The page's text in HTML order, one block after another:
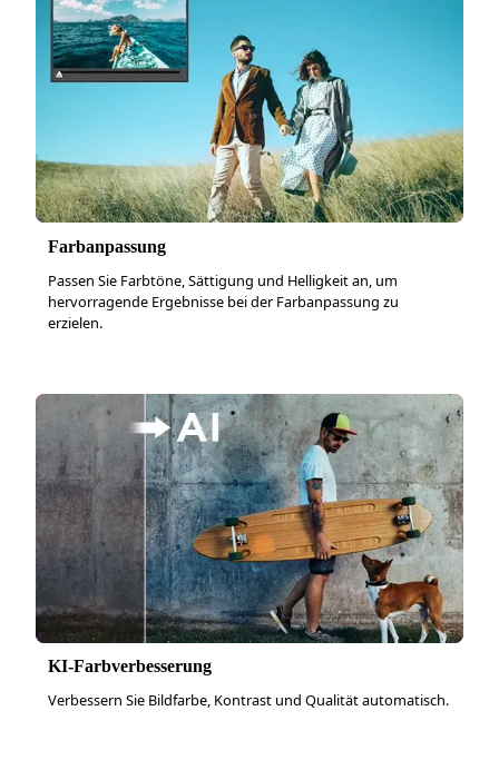
Farbanpassung
Passen Sie Farbtöne, Sättigung und Helligkeit an, um
hervorragende Ergebnisse bei der Farbanpassung zu
erzielen.
KI-Farbverbesserung
Verbessern Sie Bildfarbe, Kontrast und Qualität automatisch.